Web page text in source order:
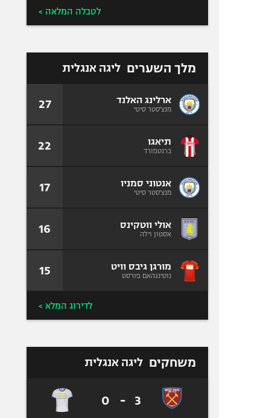
לטבלה המלאה >
מלך השערים ליגה אנגלית
ארלינג האלנד
מנצ'סטר סיטי 27
תיאגו
ברנטפורד 22
אנטוני סמניו
מנצ'סטר סיטי 17
אולי ווטקינס
אסטון וילה 16
מורגן גיבס וויט
נוטינגהאם פורסט 15
לדירוג המלא >
משחקים ליגה אנגלית
3
-
0